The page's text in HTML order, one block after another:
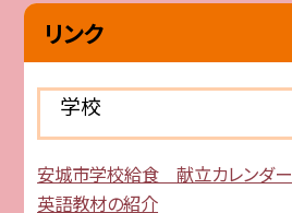
リンク
学校
安城市学校給食 献立カレンダー
英語教材の紹介